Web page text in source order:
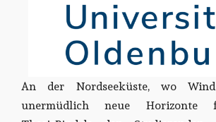
An der Nordseeküste, wo
unermüdlich neue Horizonte